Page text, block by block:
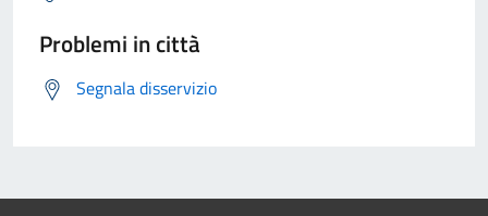
Problemi in città
Segnala disservizio